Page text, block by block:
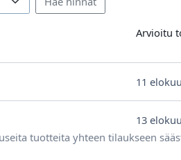
Arvioitu
11 elokuu
13 elokuu
tuotteita yhteen tilaukseen